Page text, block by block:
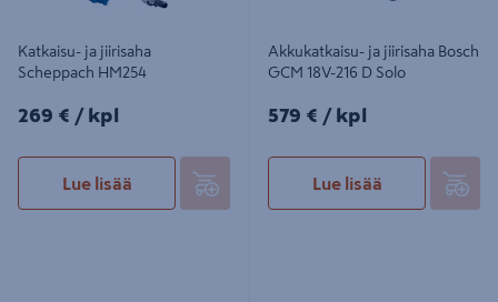
Katkaisu- ja jiirisaha
Scheppach HM254
269€/kpl
269 € / kpl
Lue lisää
Akkukatkaisu- ja jiirisaha Bosch
GCM 18V-216 D Solo
579€/kpl
579 € / kpl
Lue lisää